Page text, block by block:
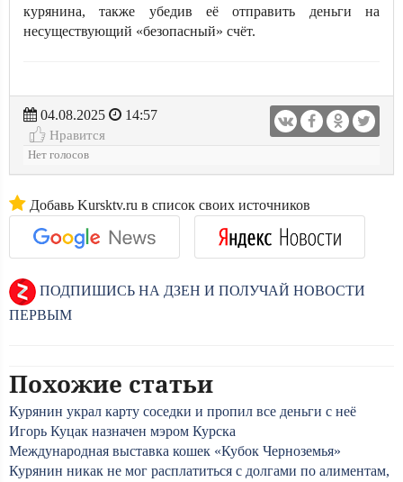
курянина, также убедив её отправить деньги на
несуществующий «безопасный» счёт.
04.08.2025
14:57
Нравится
Нет голосов
Добавь Kursktv.ru в список своих источников
ПОДПИШИСЬ НА ДЗЕН И ПОЛУЧАЙ НОВОСТИ
ПЕРВЫМ
Похожие статьи
Курянин украл карту соседки и пропил все деньги с неё
Игорь Куцак назначен мэром Курска
Международная выставка кошек «Кубок Черноземья»
Курянин никак не мог расплатиться с долгами по алиментам,